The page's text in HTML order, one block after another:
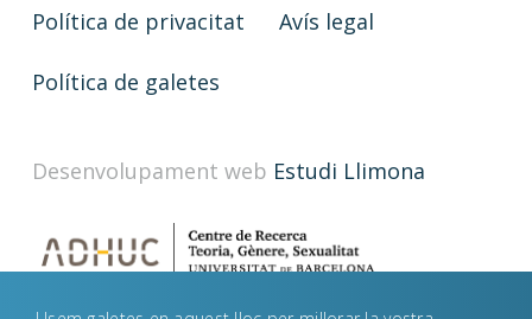
Política de privacitat Avís legal
Política de galetes
Desenvolupament web Estudi Llimona